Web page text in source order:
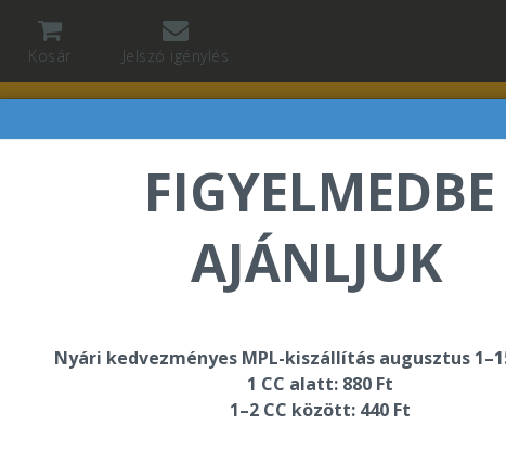
FIGYELMEDBE
AJÁNLJUK
Nyári kedvezményes MPL-kiszállítás augusztus
1 CC alatt: 880 Ft
1–2 CC között: 440 Ft
Kosár Jelszó igénylés